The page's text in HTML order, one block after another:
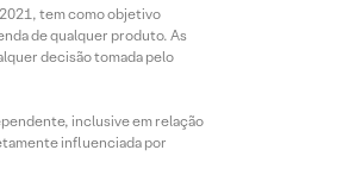
tem como objetivo
de qualquer produto. As
decisão tomada pelo
inclusive em relação
influenciada por